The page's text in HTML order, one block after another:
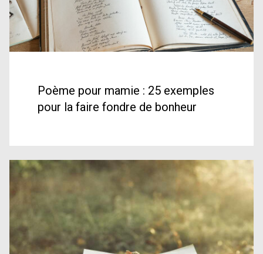
Poème pour mamie : 25 exemples
pour la faire fondre de bonheur